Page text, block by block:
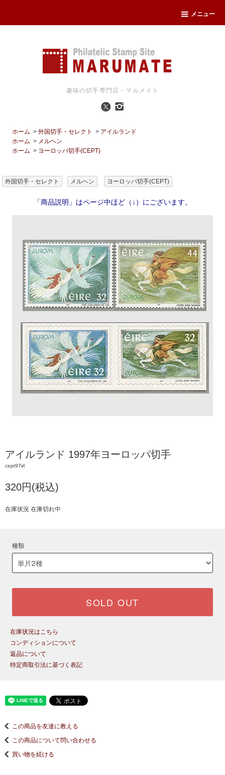
メニュー
趣味の切手専門店・マルメイト
ホーム >外国切手・セレクト > アイルランド
ホーム > メルヘン
ホーム > ヨーロッパ切手(CEPT)
外国切手・セレクト メルヘン ヨーロッパ切手(CEPT)
「商品説明」はページ中ほど（↓）にございます。
アイルランド 1997年ヨーロッパ切手
cept97irl
320円(税込)
在庫状況 在庫切れ中
種類
SOLD OUT
在庫状況はこちら
コンディションについて
返品について
特定商取引法に基づく表記
この商品を友達に教える
この商品について問い合わせる
買い物を続ける